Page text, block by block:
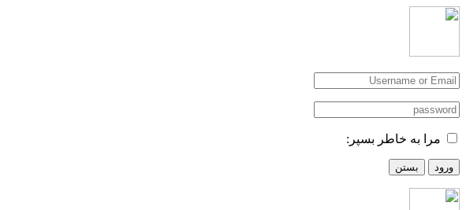
مرا به خاطر بسپر:
ورود بستن